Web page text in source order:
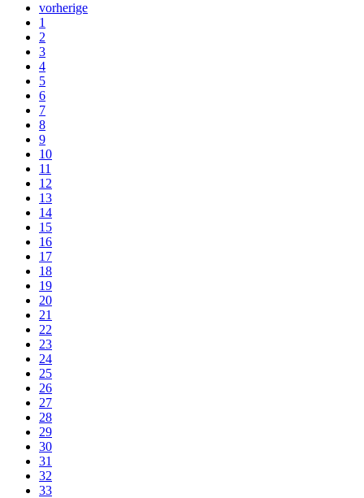
vorherige
1
2
3
4
5
6
7
8
9
10
11
12
13
14
15
16
17
18
19
20
21
22
23
24
25
26
27
28
29
30
31
32
33